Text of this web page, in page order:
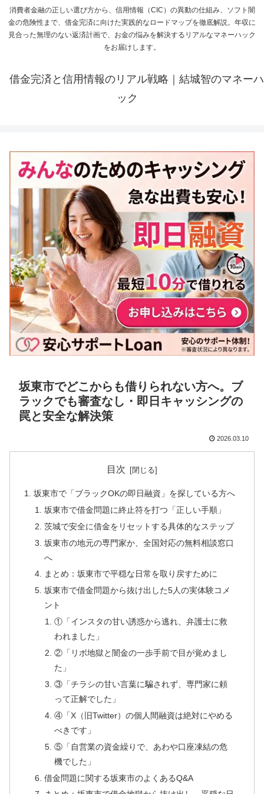
消費者金融の正しい選び方から、信用情報（CIC）の異動の仕組み、ソフト闇
金の危険性まで、借金完済に向けた実践的なロードマップを徹底解説。年収に
見合った無理のない返済計画で、お金の悩みを解決するリアルなマネーハック
をお届けします。
借金完済と信用情報のリアル戦略｜結城智のマネーハ
ック
坂東市でどこからも借りられない方へ。ブ
ラックでも審査なし・即日キャッシングの
罠と安全な解決策
2026.03.10
目次
坂東市で「ブラックOKの即日融資」を探している方へ
坂東市で借金問題に終止符を打つ「正しい手順」
茨城で安全に借金をリセットする具体的なステップ
坂東市の地元の専門家か、全国対応の無料相談窓口
へ
まとめ：坂東市で平穏な日常を取り戻すために
坂東市で借金問題から抜け出した5人の実体験コメ
ント
①「インスタの甘い誘惑から逃れ、弁護士に救
われました」
②「リボ地獄と闇金の一歩手前で目が覚めまし
た」
③「チラシの甘い言葉に騙されず、専門家に頼
って正解でした」
④「X（旧Twitter）の個人間融資は絶対にやめる
べきです」
⑤「自営業の資金繰りで、あわや口座凍結の危
機でした」
借金問題に関する坂東市のよくあるQ&A